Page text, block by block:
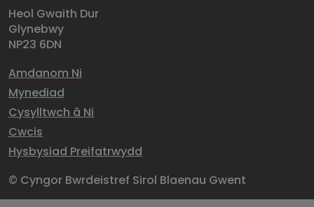
Heol Gwaith Dur
Glynebwy
NP23 6DN
Amdanom Ni
Mynediad
Cysylltwch â Ni
Cwcis
Hysbysiad Preifatrwydd
© Cyngor Bwrdeistref Sirol Blaenau Gwent